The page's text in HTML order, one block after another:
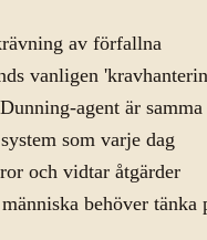
av förfallna
vanligen
agent är samma
som varje dag
och vidtar åtgärder
behöver tänka